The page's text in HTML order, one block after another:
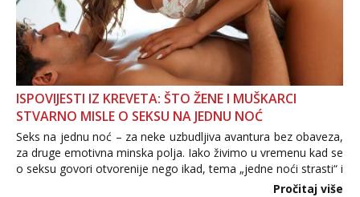
ISPOVIJESTI IZ KREVETA: ŠTO ŽENE I MUŠKARCI
STVARNO MISLE O SEKSU NA JEDNU NOĆ
Seks na jednu noć – za neke uzbudljiva avantura bez obaveza,
za druge emotivna minska polja. Iako živimo u vremenu kad se
o seksu govori otvorenije nego ikad, tema „jedne noći strasti“ i
dalje izaziva burne rasprave. Što zapravo misle žene, a što
Pročitaj više